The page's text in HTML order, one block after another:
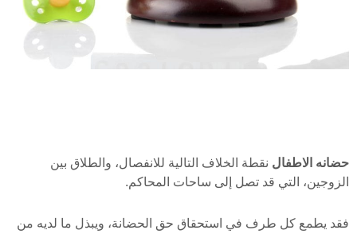
حضانه الاطفال نقطة الخلاف التالية للانفصال، والطلاق بين
الزوجين، التي قد تصل إلى ساحات المحاكم.
فقد يطمع كل طرف في استحقاق حق الحضانة، ويبذل ما لديه من